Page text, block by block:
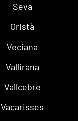
Seva
Oristà
Veciana
Vallirana
Vallcebre
Vacarisses